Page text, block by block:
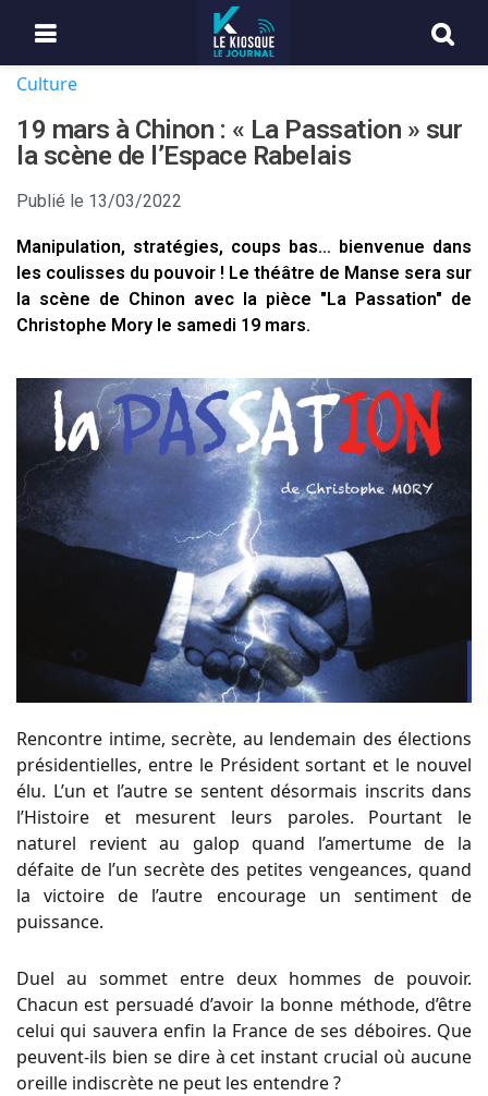
Culture
19 mars à Chinon : « La Passation » sur
la scène de l’Espace Rabelais
Publié le 13/03/2022
Manipulation, stratégies, coups bas… bienvenue dans
les coulisses du pouvoir ! Le théâtre de Manse sera sur
la scène de Chinon avec la pièce "La Passation" de
Christophe Mory le samedi 19 mars.
Rencontre intime, secrète, au lendemain des élections
présidentielles, entre le Président sortant et le nouvel
élu. L’un et l’autre se sentent désormais inscrits dans
l’Histoire et mesurent leurs paroles. Pourtant le
naturel revient au galop quand l’amertume de la
défaite de l’un secrète des petites vengeances, quand
la victoire de l’autre encourage un sentiment de
puissance.
Duel au sommet entre deux hommes de pouvoir.
Chacun est persuadé d’avoir la bonne méthode, d’être
celui qui sauvera enfin la France de ses déboires. Que
peuvent-ils bien se dire à cet instant crucial où aucune
oreille indiscrète ne peut les entendre ?